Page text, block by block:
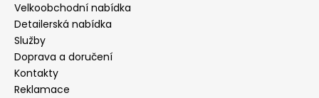
Velkoobchodní nabídka
Detailerská nabídka
Služby
Doprava a doručení
Kontakty
Reklamace